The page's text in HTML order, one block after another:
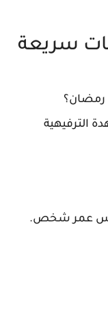
سريعة
رمضان؟
الترفيهية
عمر شخص.